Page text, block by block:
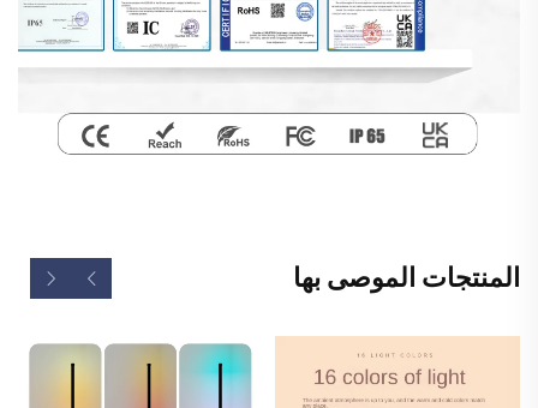
المنتجات الموصى بها